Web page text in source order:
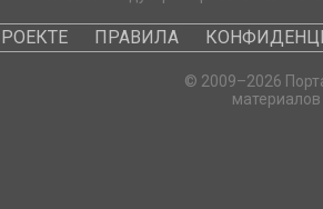
ПРАВИЛА
© 2009–2026
материалов